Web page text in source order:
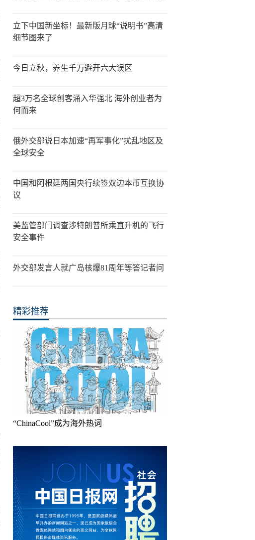
立下中国新坐标！最新版月球“说明书”高清
细节图来了
今日立秋，养生千万避开六大误区
超3万名全球创客涌入华强北 海外创业者为
何而来
俄外交部说日本加速“再军事化”扰乱地区及
全球安全
中国和阿根廷两国央行续签双边本币互换协
议
美监管部门调查涉特朗普所乘直升机的飞行
安全事件
外交部发言人就广岛核爆81周年等答记者问
精彩推荐
“ChinaCool”成为海外热词